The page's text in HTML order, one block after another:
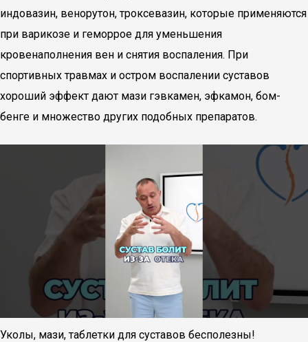
индовазин, венорутон, троксевазин, которые применяются
при варикозе и геморрое для уменьшения
кровенаполнения вен и снятия воспаления. При
спортивных травмах и остром воспалении суставов
хороший эффект дают мази гэвкамен, эфкамон, бом-
бенге и множество других подобных препаратов.
Уколы, мази, таблетки для суставов бесполезны!